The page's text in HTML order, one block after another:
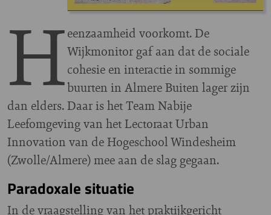
Heenzaamheid voorkomt. De
Wijkmonitor gaf aan dat de sociale
cohesie en interactie in sommige
buurten in Almere Buiten lager zijn
dan elders. Daar is het Team Nabije
Leefomgeving van het Lectoraat Urban
Innovation van de Hogeschool Windesheim
(Zwolle/Almere) mee aan de slag gegaan.
Paradoxale situatie
In de vraagstelling van het praktijkgericht